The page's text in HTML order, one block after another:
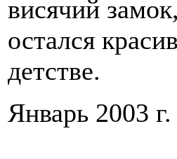
висячий
остался
детстве.
Январь 2003 г.